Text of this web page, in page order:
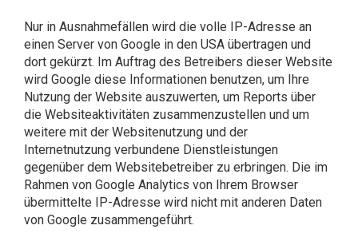
Nur in Ausnahmefällen wird die volle IP-Adresse an
einen Server von Google in den USA übertragen und
dort gekürzt. Im Auftrag des Betreibers dieser Website
wird Google diese Informationen benutzen, um Ihre
Nutzung der Website auszuwerten, um Reports über
die Websiteaktivitäten zusammenzustellen und um
weitere mit der Websitenutzung und der
Internetnutzung verbundene Dienstleistungen
gegenüber dem Websitebetreiber zu erbringen. Die im
Rahmen von Google Analytics von Ihrem Browser
übermittelte IP-Adresse wird nicht mit anderen Daten
von Google zusammengeführt.